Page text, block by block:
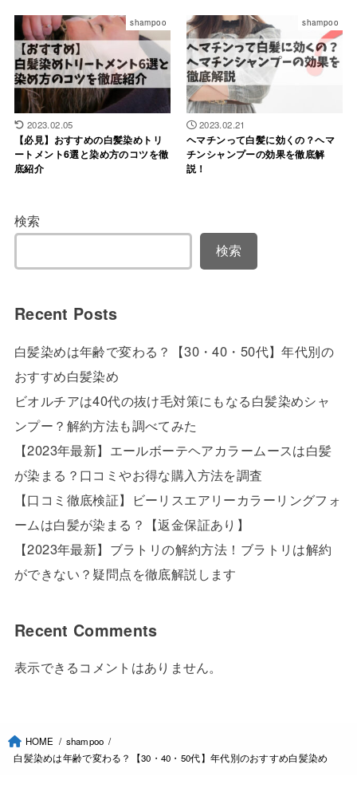
shampoo
2023.02.05
【必見】おすすめの白髪染めトリ
ートメント6選と染め方のコツを徹
底紹介
shampoo
2023.02.21
ヘマチンって白髪に効くの？ヘマ
チンシャンプーの効果を徹底解
説！
検索
検索
Recent Posts
白髪染めは年齢で変わる？【30・40・50代】年代別の
おすすめ白髪染め
ビオルチアは40代の抜け毛対策にもなる白髪染めシャ
ンプー？解約方法も調べてみた
【2023年最新】エールボーテヘアカラームースは白髪
が染まる？口コミやお得な購入方法を調査
【口コミ徹底検証】ビーリスエアリーカラーリングフォ
ームは白髪が染まる？【返金保証あり】
【2023年最新】ブラトリの解約方法！ブラトリは解約
ができない？疑問点を徹底解説します
Recent Comments
表示できるコメントはありません。
HOME
shampoo
白髪染めは年齢で変わる？【30・40・50代】年代別のおすすめ白髪染め